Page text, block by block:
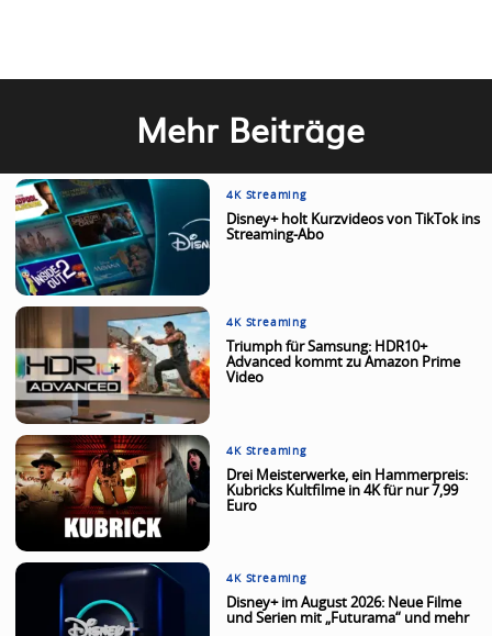
Mehr Beiträge
4K Streaming
Disney+ holt Kurzvideos von TikTok ins
Streaming-Abo
4K Streaming
Triumph für Samsung: HDR10+
Advanced kommt zu Amazon Prime
Video
4K Streaming
Drei Meisterwerke, ein Hammerpreis:
Kubricks Kultfilme in 4K für nur 7,99
Euro
4K Streaming
Disney+ im August 2026: Neue Filme
und Serien mit „Futurama“ und mehr